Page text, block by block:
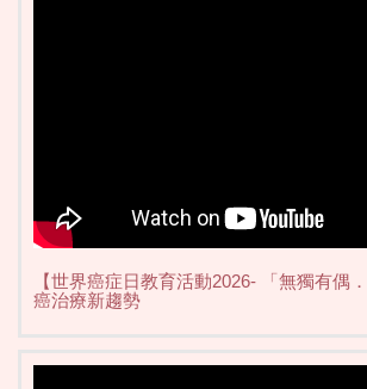
【世界癌症日教育活動2026- 「無獨有偶
癌治療新趨勢